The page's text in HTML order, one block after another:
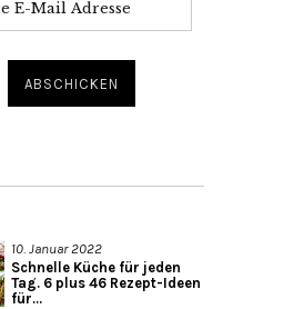
10. Januar 2022
Schnelle Küche für jeden
Tag. 6 plus 46 Rezept-Ideen
für...